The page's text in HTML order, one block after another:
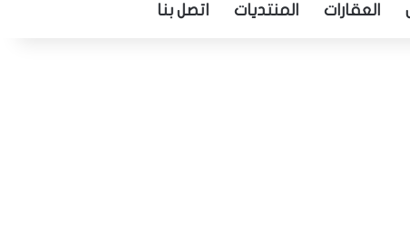
العقارات المنتديات اتصل بنا